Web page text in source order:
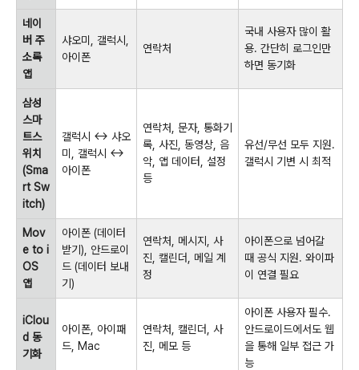
네이
버 주
소록
앱
샤오미, 갤럭시,
아이폰
연락처
국내 사용자 많이 활
용. 간단히 로그인만
하면 동기화
삼성
스마
트스
위치
(Sma
rt Sw
itch)
갤럭시 ↔ 샤오
미, 갤럭시 ↔
아이폰
연락처, 문자, 통화기
록, 사진, 동영상, 음
악, 앱 데이터, 설정
등
유선/무선 모두 지원.
갤럭시 기변 시 최적
Mov
e to i
OS
앱
아이폰 (데이터
받기), 안드로이
드 (데이터 보내
기)
연락처, 메시지, 사
진, 캘린더, 메일 계
정
아이폰으로 넘어갈
때 공식 지원. 와이파
이 연결 필요
iClou
d 동
기화
아이폰, 아이패
드, Mac
연락처, 캘린더, 사
진, 메모 등
아이폰 사용자 필수.
안드로이드에서도 웹
을 통해 일부 접근 가
능